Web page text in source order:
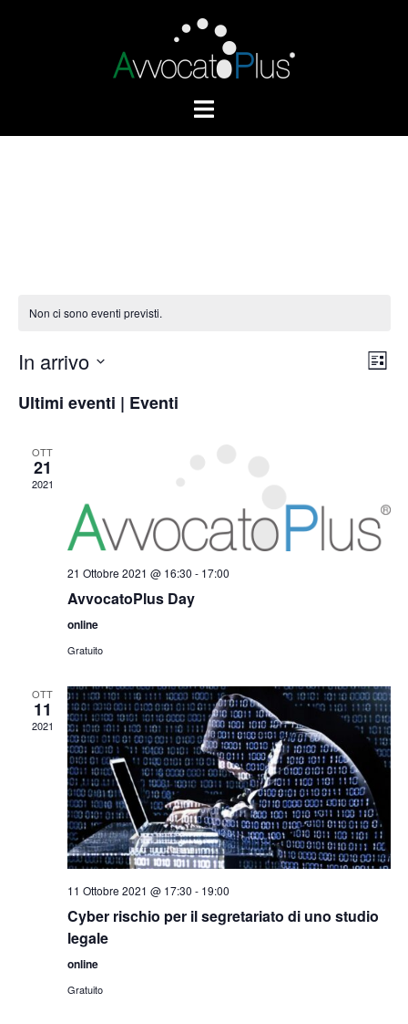
Non ci sono eventi previsti.
LISTA
In arrivo
la
Ultimi eventi | Eventi
OTT
21
2021
21 Ottobre 2021 @ 16:30 - 17:00
AvvocatoPlus Day
online
Gratuito
OTT
11
2021
11 Ottobre 2021 @ 17:30 - 19:00
Cyber rischio per il segretariato di uno studio
legale
online
Gratuito